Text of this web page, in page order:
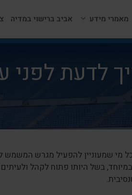
מאמרי מידע אביב ברישוי במדיה
לדעת לפני
מי שמעוניין להפעיל מגרש המשמש
בשל היותו פתוח לקהל